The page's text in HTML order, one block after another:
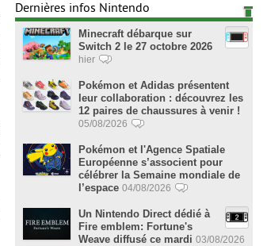
Dernières infos Nintendo
Minecraft débarque sur
Switch 2 le 27 octobre 2026
hier
Pokémon et Adidas présentent
leur collaboration : découvrez les
12 paires de chaussures à venir !
05/08/2026
Pokémon et l'Agence Spatiale
Européenne s’associent pour
célébrer la Semaine mondiale de
l’espace 04/08/2026
Un Nintendo Direct dédié à
Fire emblem: Fortune's
Weave diffusé ce mardi 03/08/2026